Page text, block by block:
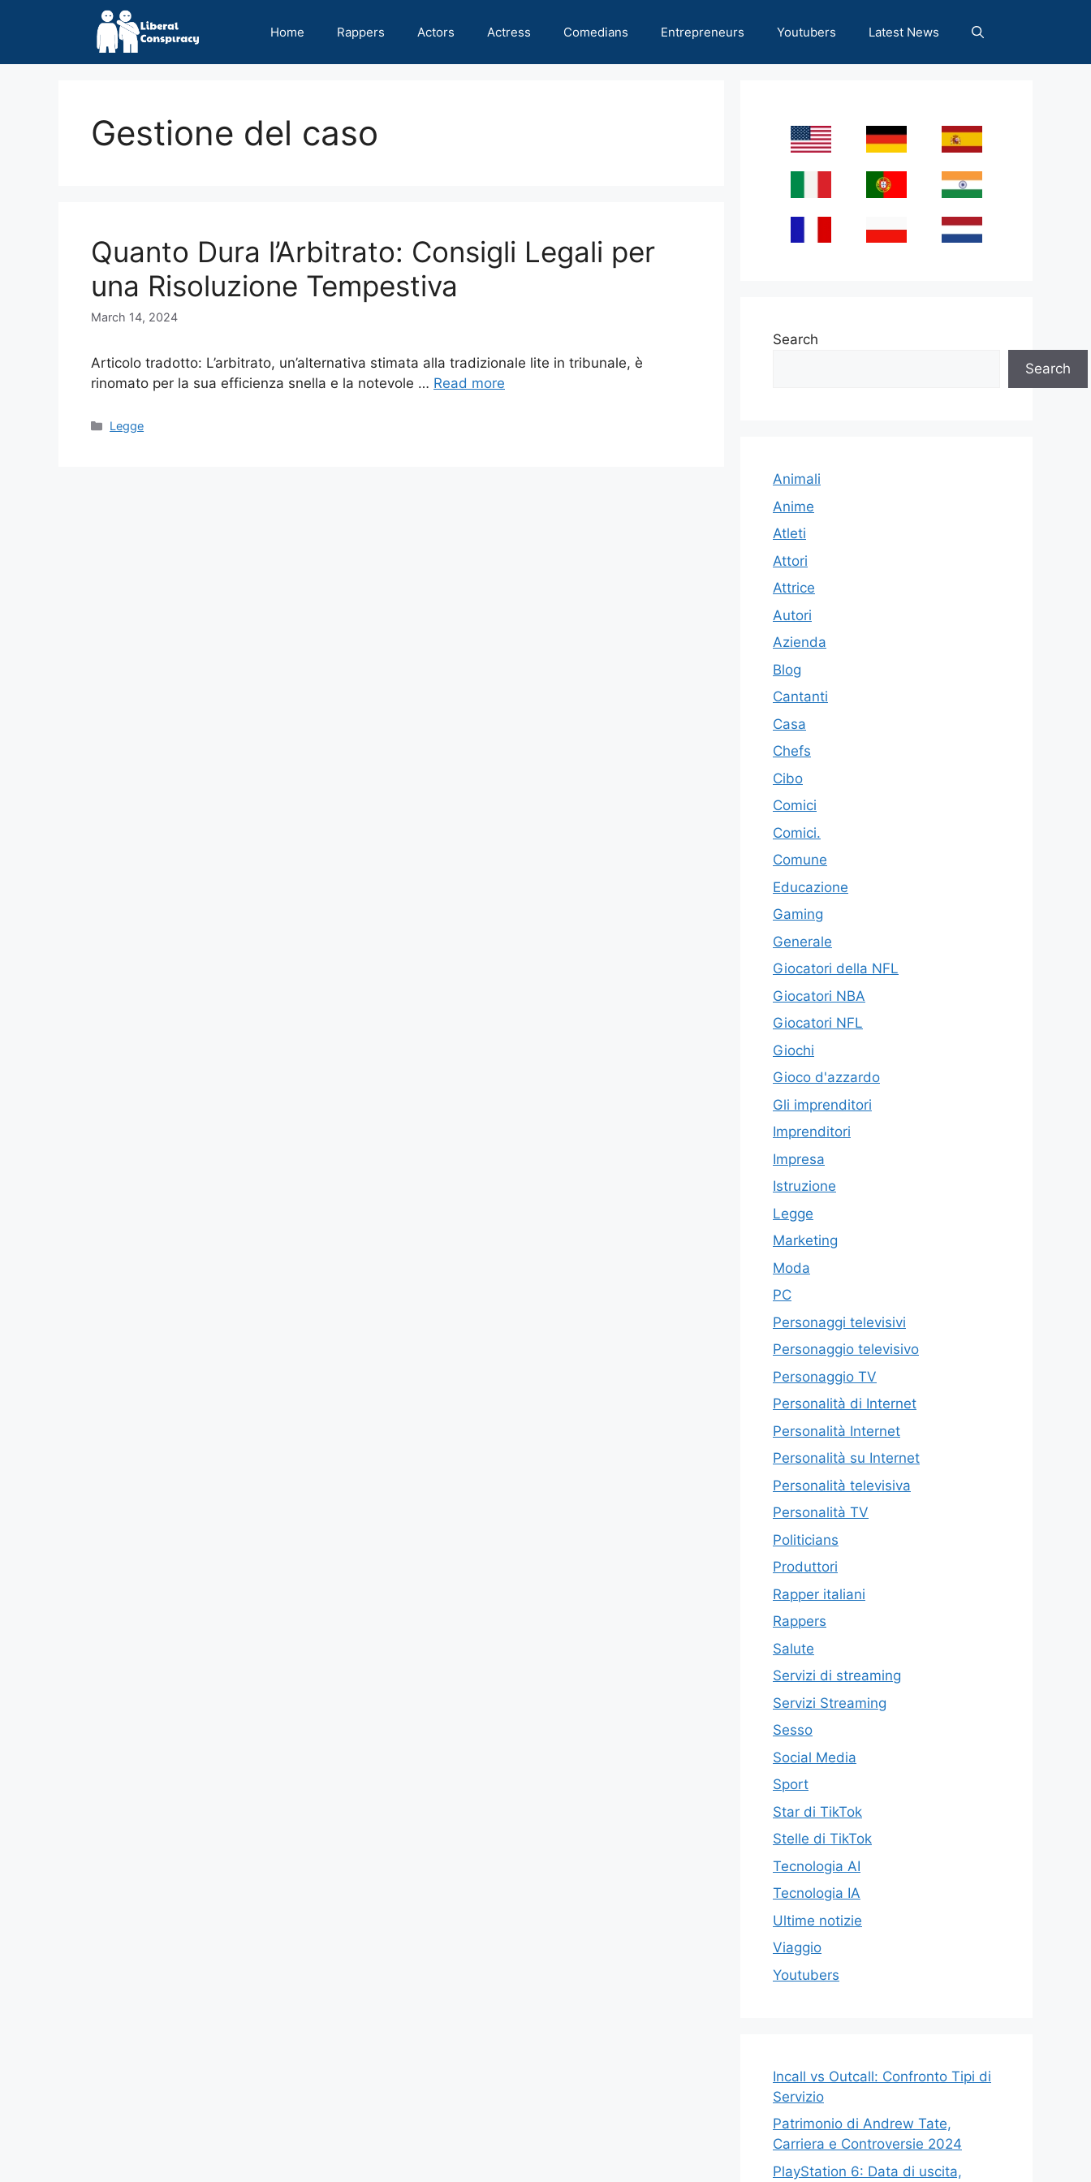
Home Rappers Actors Actress Comedians Entrepreneurs Youtubers Latest News
Gestione del caso
Quanto Dura l’Arbitrato: Consigli Legali per
una Risoluzione Tempestiva
March 14, 2024
Articolo tradotto: L’arbitrato, un’alternativa stimata alla tradizionale lite in tribunale, è
rinomato per la sua efficienza snella e la notevole … Read more
Categories
Legge
Search
Search
Animali
Anime
Atleti
Attori
Attrice
Autori
Azienda
Blog
Cantanti
Casa
Chefs
Cibo
Comici
Comici.
Comune
Educazione
Gaming
Generale
Giocatori della NFL
Giocatori NBA
Giocatori NFL
Giochi
Gioco d'azzardo
Gli imprenditori
Imprenditori
Impresa
Istruzione
Legge
Marketing
Moda
PC
Personaggi televisivi
Personaggio televisivo
Personaggio TV
Personalità di Internet
Personalità Internet
Personalità su Internet
Personalità televisiva
Personalità TV
Politicians
Produttori
Rapper italiani
Rappers
Salute
Servizi di streaming
Servizi Streaming
Sesso
Social Media
Sport
Star di TikTok
Stelle di TikTok
Tecnologia AI
Tecnologia IA
Ultime notizie
Viaggio
Youtubers
Incall vs Outcall: Confronto Tipi di
Servizio
Patrimonio di Andrew Tate,
Carriera e Controversie 2024
PlayStation 6: Data di uscita,